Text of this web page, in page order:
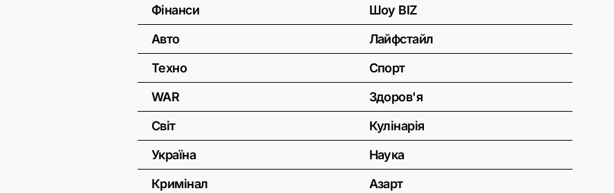
Фінанси
Авто
Техно
WAR
Світ
Україна
Кримінал
Шоу BIZ
Лайфстайл
Спорт
Здоров'я
Кулінарія
Наука
Азарт